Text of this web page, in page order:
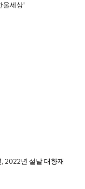
울세상”
2022년 설날 대향재